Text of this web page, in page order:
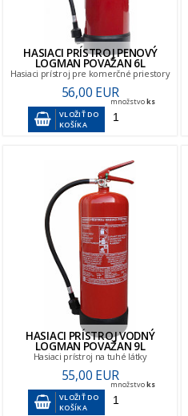
HASIACI PRÍSTROJ PENOVÝ
LOGMAN POVAŽAN 6L
Hasiaci prístroj pre komerčné priestory
56,00 EUR
VLOŽIŤ DO
KOŠÍKA
množstvoks
HASIACI PRÍSTROJ VODNÝ
LOGMAN POVAŽAN 9L
Hasiaci prístroj na tuhé látky
55,00 EUR
VLOŽIŤ DO
KOŠÍKA
množstvoks